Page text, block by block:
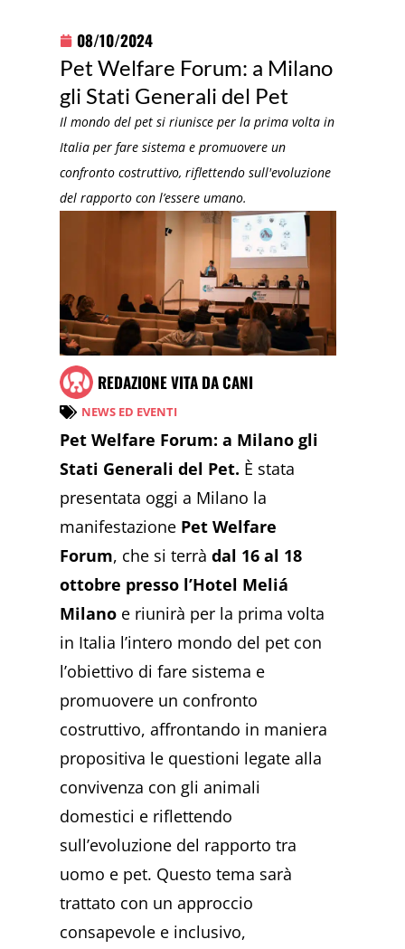
08/10/2024
Pet Welfare Forum: a Milano
gli Stati Generali del Pet
Il mondo del pet si riunisce per la prima volta in
Italia per fare sistema e promuovere un
confronto costruttivo, riflettendo sull'evoluzione
del rapporto con l’essere umano.
REDAZIONE VITA DA CANI
NEWS ED EVENTI
Pet Welfare Forum: a Milano gli
Stati Generali del Pet. È stata
presentata oggi a Milano la
manifestazione Pet Welfare
Forum, che si terràdal 16 al 18
ottobre presso l’Hotel Meliá
Milano e riunirà per la prima volta
in Italia l’intero mondo del pet con
l’obiettivo di fare sistema e
promuovere un confronto
costruttivo, affrontando in maniera
propositiva le questioni legate alla
convivenza con gli animali
domestici e riflettendo
sull’evoluzione del rapporto tra
uomo e pet. Questo tema sarà
trattato con un approccio
consapevole e inclusivo,